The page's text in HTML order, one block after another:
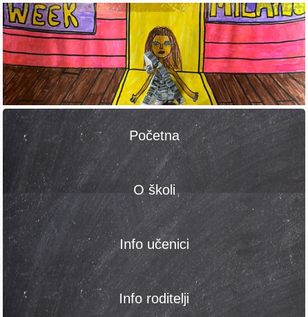
Početna
O školi
Info učenici
Info roditelji